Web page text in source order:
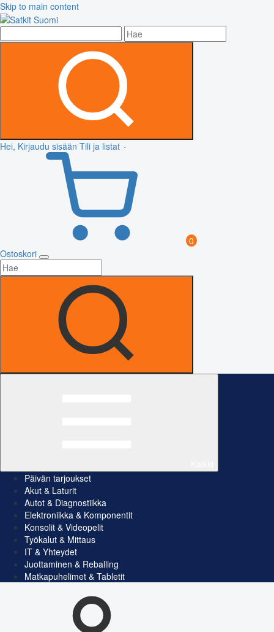
Skip to main content
Hei, Kirjaudu sisään Tili ja listat
0
Ostoskori
Päivän tarjoukset
Akut & Laturit
Autot & Diagnostiikka
Elektroniikka & Komponentit
Konsolit & Videopelit
Työkalut & Mittaus
IT & Yhteydet
Juottaminen & Reballing
Matkapuhelimet & Tabletit